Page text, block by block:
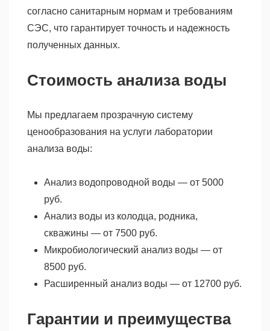
согласно санитарным нормам и требованиям
СЭС, что гарантирует точность и надежность
полученных данных.
Стоимость анализа воды
Мы предлагаем прозрачную систему
ценообразования на услуги лаборатории
анализа воды:
Анализ водопроводной воды — от 5000
руб.
Анализ воды из колодца, родника,
скважины — от 7500 руб.
Микробиологический анализ воды — от
8500 руб.
Расширенный анализ воды — от 12700 руб.
Гарантии и преимущества